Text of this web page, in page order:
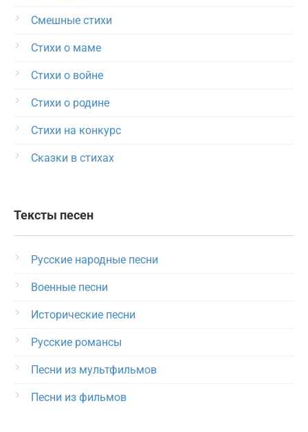
Смешные стихи
Стихи о маме
Стихи о войне
Стихи о родине
Стихи на конкурс
Сказки в стихах
Тексты песен
Русские народные песни
Военные песни
Исторические песни
Русские романсы
Песни из мультфильмов
Песни из фильмов